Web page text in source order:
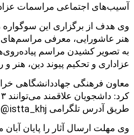
آسیب‌های اجتماعی مراسمات
وی هدف از برگزاری این
هنر عاشورایی، معرفی
به تصویر کشیدن مراسم
عزاداری و تحکیم پیوند دین، هنر
معاون فرهنگی جهاددانشگاهی
طریق آدرس تلگرامی @istta_khj
وی مهلت ارسال آثار را پایان آبان